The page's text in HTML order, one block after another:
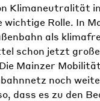
Klimaneutralität
wichtige Rolle. In
als
schon jetzt
Mainzer
noch
dass es zu den